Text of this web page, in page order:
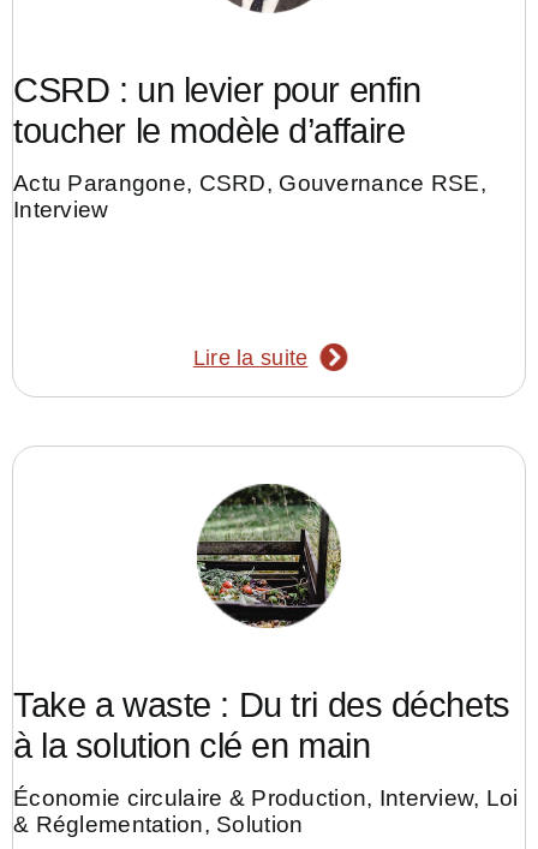
CSRD : un levier pour enfin
toucher le modèle d’affaire
Actu Parangone, CSRD, Gouvernance RSE,
Interview
Lire la suite
Take a waste : Du tri des déchets
à la solution clé en main
Économie circulaire & Production, Interview, Loi
& Réglementation, Solution